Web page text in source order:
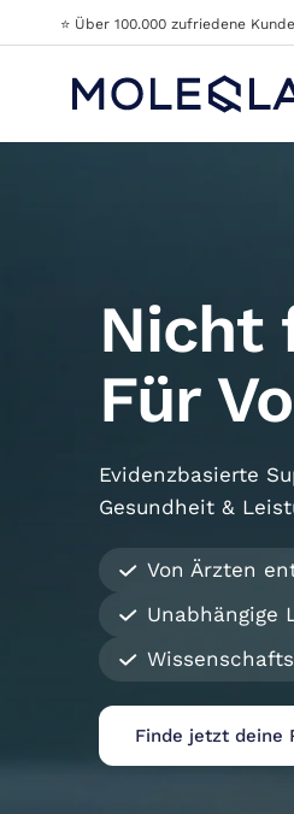
⭐️ Über 100.000 zufriedene
Mit
Nicht
Für
Evidenzbasierte
Gesundheit &
Von Ärzten
Unabhängige
Finde jetzt deine